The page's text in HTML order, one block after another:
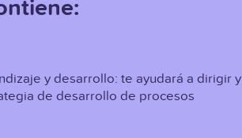
y desarrollo: te ayudará a dirigir y
de desarrollo de procesos